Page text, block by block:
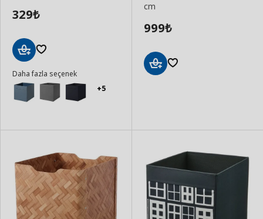
329₺
Ekle
Daha fazla seçenek
+5
cm
999₺